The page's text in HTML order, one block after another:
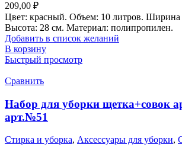
209,00 ₽
Цвет: красный. Объем: 10 литров. Ширина
Высота: 28 см. Материал: полипропилен.
Добавить в список желаний
В корзину
Быстрый просмотр
Сравнить
Набор для уборки щетка+совок
арт.№51
Стирка и уборка, Аксессуары для уборки,